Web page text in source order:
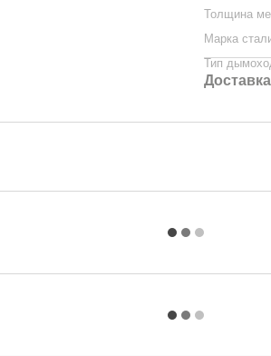
Толщина
Марка
Тип
Доставка